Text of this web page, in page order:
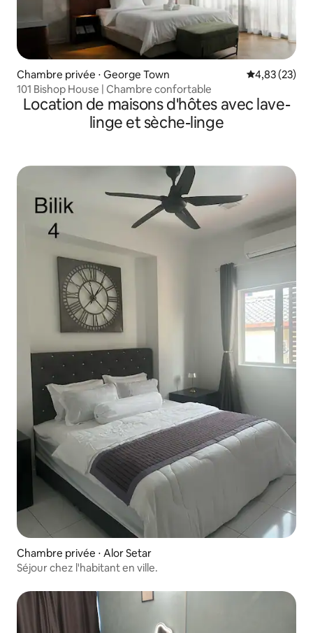
Chambre privée ⋅ George Town Évaluation
4,83 (23)
101 Bishop House | Chambre confortable
Location de maisons d'hôtes avec lave-
linge et sèche-linge
Chambre privée ⋅ Alor Setar
Séjour chez l'habitant en ville.